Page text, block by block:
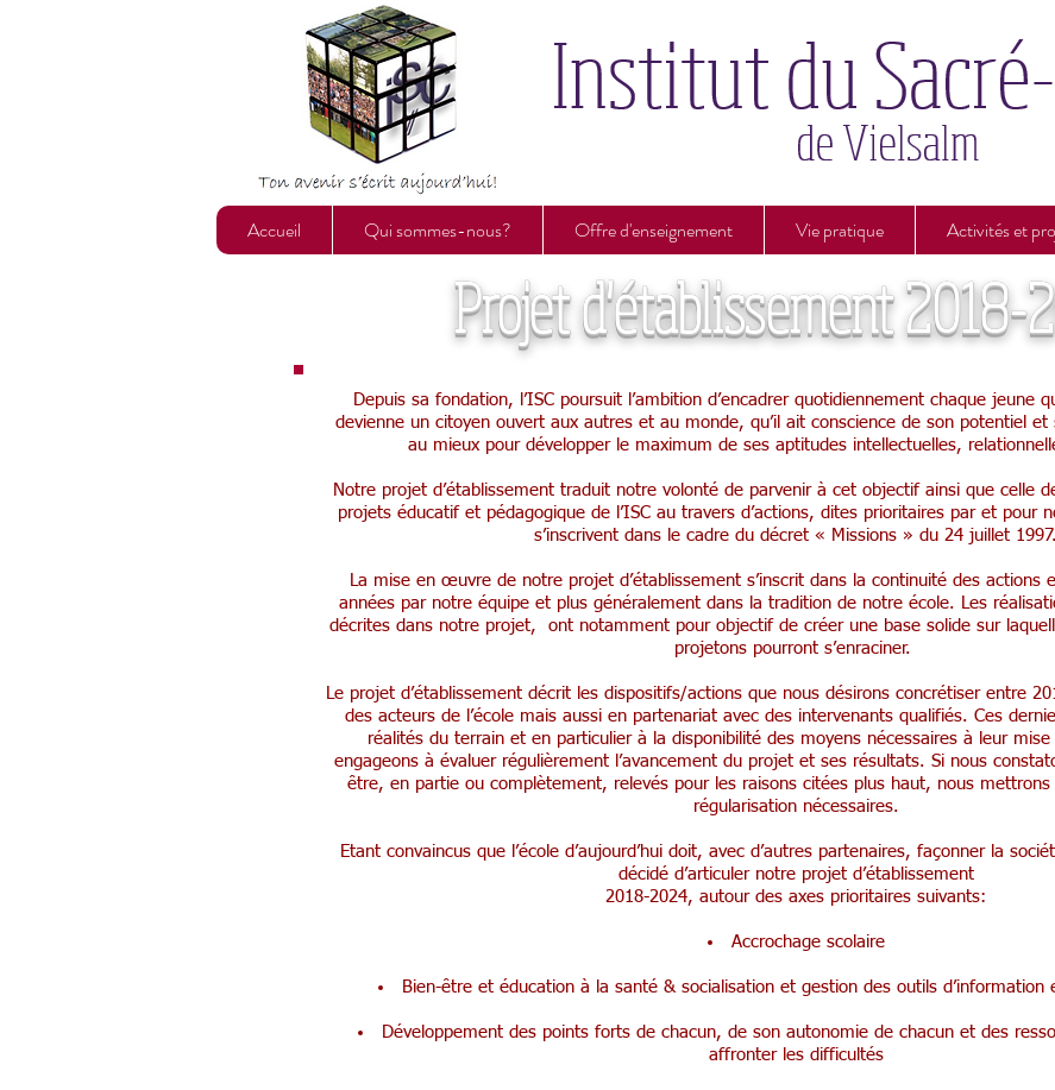
Accueil Qui sommes-nous? Offre d'enseignement Vie pratique Activités et
Projet d'établissement 2018-
Depuis sa fondation, l’ISC poursuit l’ambition d’encadrer quotidiennement chaque jeune
devienne un citoyen ouvert aux autres et au monde, qu’il ait conscience de son potentiel et
au mieux pour développer le maximum de ses aptitudes intellectuelles,
Notre projet d’établissement traduit notre volonté de parvenir à cet objectif ainsi que celle
projets éducatif et pédagogique de l’ISC au travers d’actions, dites prioritaires par et pour
s’inscrivent dans le cadre du décret « Missions » du 24 juillet 1997.
La mise en œuvre de notre projet d’établissement s’inscrit dans la continuité des actions
années par notre équipe et plus généralement dans la tradition de notre école. Les
décrites dans notre projet, ont notamment pour objectif de créer une base solide sur
projetons pourront s’enraciner.
Le projet d’établissement décrit les dispositifs/actions que nous désirons concrétiser entre
des acteurs de l’école mais aussi en partenariat avec des intervenants qualifiés. Ces
réalités du terrain et en particulier à la disponibilité des moyens nécessaires à leur
engageons à évaluer régulièrement l’avancement du projet et ses résultats. Si nous
être, en partie ou complètement, relevés pour les raisons citées plus haut, nous
régularisation nécessaires.
Etant convaincus que l’école d’aujourd’hui doit, avec d’autres partenaires, façonner la
décidé d’articuler notre projet d’établissement
2018-2024, autour des axes prioritaires suivants:
Accrochage scolaire
Bien-être et éducation à la santé & socialisation et gestion des outils d’information
Développement des points forts de chacun, de son autonomie de chacun et des
affronter les difficultés